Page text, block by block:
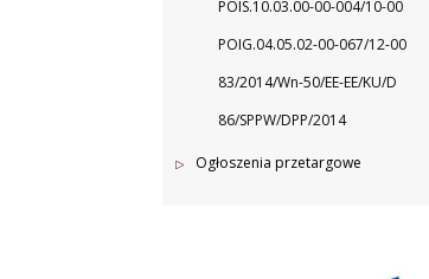
POIS.10.03.00-00-004/10-00
POIG.04.05.02-00-067/12-00
83/2014/Wn-50/EE-EE/KU/D
86/SPPW/DPP/2014
Ogłoszenia przetargowe